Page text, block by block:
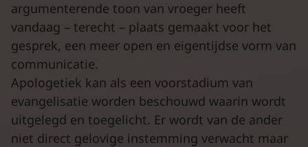
argumenterende toon van vroeger heeft
vandaag – terecht – plaats gemaakt voor het
gesprek, een meer open en eigentijdse vorm van
communicatie.
Apologetiek kan als een voorstadium van
evangelisatie worden beschouwd waarin wordt
uitgelegd en toegelicht. Er wordt van de ander
niet direct gelovige instemming verwacht maar